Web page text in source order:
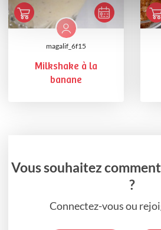
magalif_6f15
Milkshake à la
banane
Vous souhaitez
?
Connectez-vous ou